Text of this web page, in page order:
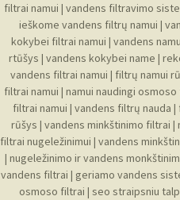
filtrai namui | vandens filtravimo
ieškome vandens filtrų namui |
kokybei filtrai namui | vandens
rtūšys | vandens kokybei name |
vandens filtrai namui | filtrų namui
filtrai namui | namui naudingi
filtrai namui | vandens filtrų nauda |
rūšys | vandens minkštinimo filtrai |
filtrai nugeležinimui | vandens
| nugeležinimo ir vandens
vandens filtrai | geriamo vandens
osmoso filtrai | seo straipsniu